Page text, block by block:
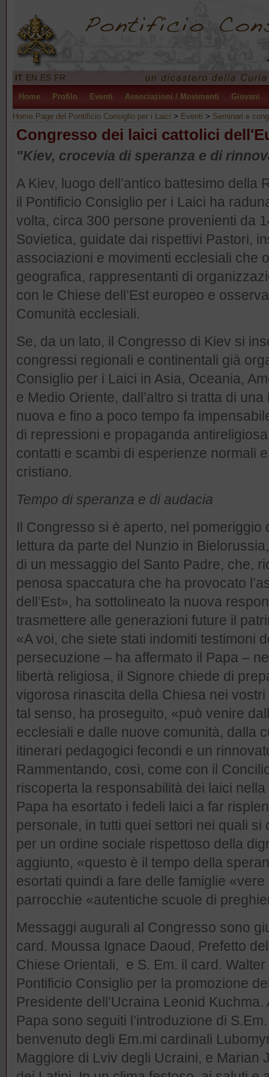
IT EN ES FR
Home Profilo Eventi Associazioni / Movimenti Giovani
Home Page del Pontificio Consiglio per i Laici > Eventi > Seminari e
Congresso dei laici cattolici
"Kiev, crocevia di speranza e di
A Kiev, luogo dell’antico battesimo della
il Pontificio Consiglio per i Laici ha
volta, circa 300 persone provenienti da
Sovietica, guidate dai rispettivi Pastori,
associazioni e movimenti ecclesiali che
geografica, rappresentanti di
con le Chiese dell’Est europeo e
Comunità ecclesiali.
Se, da un lato, il Congresso di Kiev si
congressi regionali e continentali già
Consiglio per i Laici in Asia, Oceania,
e Medio Oriente, dall’altro si tratta di
nuova e fino a poco tempo fa
di repressioni e propaganda
contatti e scambi di esperienze normali
cristiano.
Tempo di speranza e di audacia
Il Congresso si è aperto, nel
lettura da parte del Nunzio in
di un messaggio del Santo Padre, che,
penosa spaccatura che ha provocato
dell’Est», ha sottolineato la nuova
trasmettere alle generazioni future il
«A voi, che siete stati indomiti testimoni
persecuzione – ha affermato il Papa –
libertà religiosa, il Signore chiede di
vigorosa rinascita della Chiesa nei
tal senso, ha proseguito, «può venire
ecclesiali e dalle nuove comunità, dalla
itinerari pedagogici fecondi e un
Rammentando, così, come con il
riscoperta la responsabilità dei laici
Papa ha esortato i fedeli laici a far
personale, in tutti quei settori nei quali
per un ordine sociale rispettoso della
aggiunto, «questo è il tempo della
esortati quindi a fare delle famiglie
parrocchie «autentiche scuole di
Messaggi augurali al Congresso sono
card. Moussa Ignace Daoud, Prefetto
Chiese Orientali, e S. Em. il card.
Pontificio Consiglio per la promozione
Presidente dell’Ucraina Leonid
Papa sono seguiti l’introduzione di
benvenuto degli Em.mi cardinali
Maggiore di Lviv degli Ucraini, e Marian